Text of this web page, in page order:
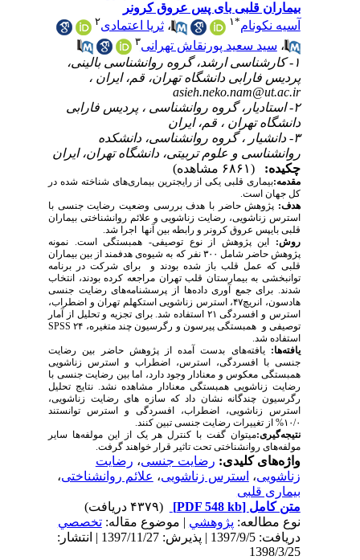
بیماران قلبی بای پس عروق کرونر
آسیه نکونام* ۱ ،ثریا اعتمادی۲
،سید سعید پورنقاش تهرانی
۱- کارشناسی ارشد، گروه روانشناسی بالینی،
پردیس فارابی دانشگاه تهران، قم، ایران ،
asieh.neko.nam@ut.ac.ir
۲- استادیار، گروه روانشناسی ، پردیس فارابی
دانشگاه تهران ، قم، ایران
۳- دانشیار ، گروه روانشناسی، دانشکده
روانشناسی و علوم تربیتی، دانشگاه تهران، ایران
چکیده:
مقدمه:بیماری قلبی یکی از رایج­ترین بیماری­‌های شناخته شده در
کل جهان است.
هدف:پژوهش حاضر با هدف بررسی وضعیت رضایت جنسی با
استرس زناشویی، رضایت زناشویی و علائم روانشناختی بیماران
قلبی بای­پس عروق کرونر و رابطه بین آن­ها اجرا شد.
روش:این پژوهش از نوع توصیفی- همبستگی است. نمونه
پژوهش حاضر شامل ۳۰۰ نفر که به شیوه­‌ی هدفمند از بین بیماران
قلبی که عمل قلب باز شده بودند و برای شرکت در برنامه
توانبخشی به بیمارستان قلب تهران مراجعه کرده بودند، انتخاب
شدند. برای جمع آوری داده­‌ها از پرسشنامه­‌های رضایت جنسی
هادسون، انریچ۴۷، استرس زناشویی استکهلم تهران و اضطراب،
استرس و افسردگی ۲۱ استفاده شد. برای تجزیه و تحلیل از آمار
توصیفی و همبستگی پیرسون و رگرسیون چند متغیره، ۲۴
SPSS
استفاده شد.
یافته‌ها:یافته­‌های بدست آمده از پژوهش حاضر بین رضایت
جنسی با افسردگی، استرس، اضطراب و استرس زناشویی
همبستگی معکوس و معنادار وجود دارد، اما بین رضایت جنسی با
رضایت زناشویی همبستگی معنادار مشاهده نشد. نتایج تحلیل
رگرسیون چندگانه نشان داد که سازه های رضایت زناشویی،
استرس زناشویی، اضطراب، افسردگی و استرس توانستند
۱۰/۰% از تغییرات رضایت جنسی تبین کنند.
نتیجه‌گیری:می­توان گفت با کنترل هر یک از این مولفه­‌ها سایر
مولفه‌­های روانشناختی تحت تاثیر قرار خواهند گرفت.
واژه‌های کلیدی:رضایت جنسی،رضایت
زناشویی،استرس زناشویی،علائم روانشناختی،
بیماری قلبی
متن کامل[PDF 548 kb]
نوع مطالعه:پژوهشي| موضوع مقاله:تخصصي
دریافت: 1397/9/5 | پذیرش: 1397/11/27 | انتشار:
1398/3/25